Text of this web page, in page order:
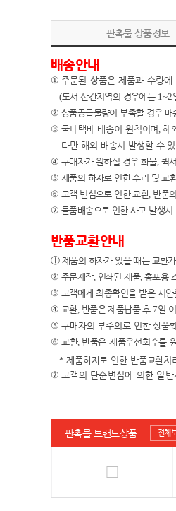
판촉물 상품정보
배송안내
① 주문된 상품은 제품과 수량
(도서 산간지역의 경우에는 1~2
② 상품공급물량이 부족할 경우
③ 국내택배 배송이 원칙이며,해
다만 해외 배송시 발생할 수
④ 구매자가 원하실 경우 화물, 퀵
⑤ 제품의 하자로 인한 수리 및 교
⑥ 고객 변심으로 인한 교환, 반품
⑦ 물품배송으로 인한 사고 발생
반품교환안내
ⓛ 제품의 하자가 있을 때는 교환
② 주문제작, 인쇄된 제품,홍포용
③ 고객에게 최종확인을 받은 시
④ 교환, 반품은 제품납품 후7일
⑤ 구매자의 부주의로 인한 상품
⑥ 교환, 반품은 제품우선회수를
* 제품하자로 인한 반품교환처
⑦ 고객의 단순변심에 의한 일반
판촉물 브랜드상품 전체